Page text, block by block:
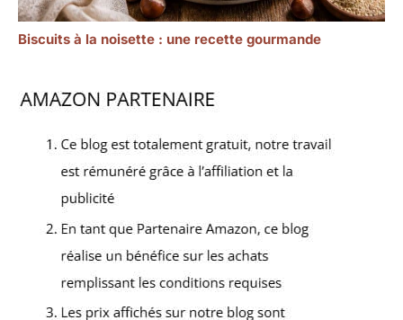
Biscuits à la noisette : une recette gourmande